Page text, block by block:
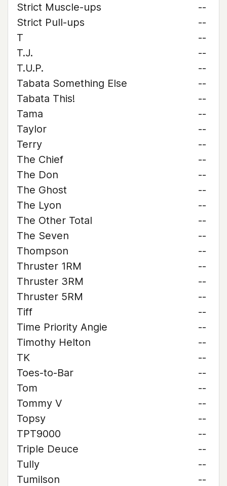
Strict Muscle-ups
--
Strict Pull-ups
--
T
--
T.J.
--
T.U.P.
--
Tabata Something Else
--
Tabata This!
--
Tama
--
Taylor
--
Terry
--
The Chief
--
The Don
--
The Ghost
--
The Lyon
--
The Other Total
--
The Seven
--
Thompson
--
Thruster 1RM
--
Thruster 3RM
--
Thruster 5RM
--
Tiff
--
Time Priority Angie
--
Timothy Helton
--
TK
--
Toes-to-Bar
--
Tom
--
Tommy V
--
Topsy
--
TPT9000
--
Triple Deuce
--
Tully
--
Tumilson
--